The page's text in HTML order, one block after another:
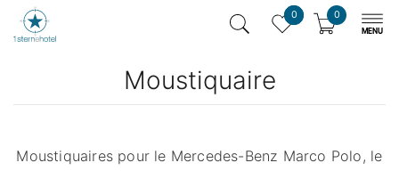
0 0
Moustiquaire
Moustiquaires pour le Mercedes-Benz Marco Polo, le